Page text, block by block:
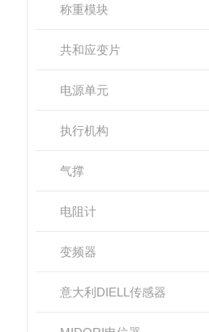
称重模块
共和应变片
电源单元
执行机构
气撑
电阻计
变频器
意大利DIELL传感器